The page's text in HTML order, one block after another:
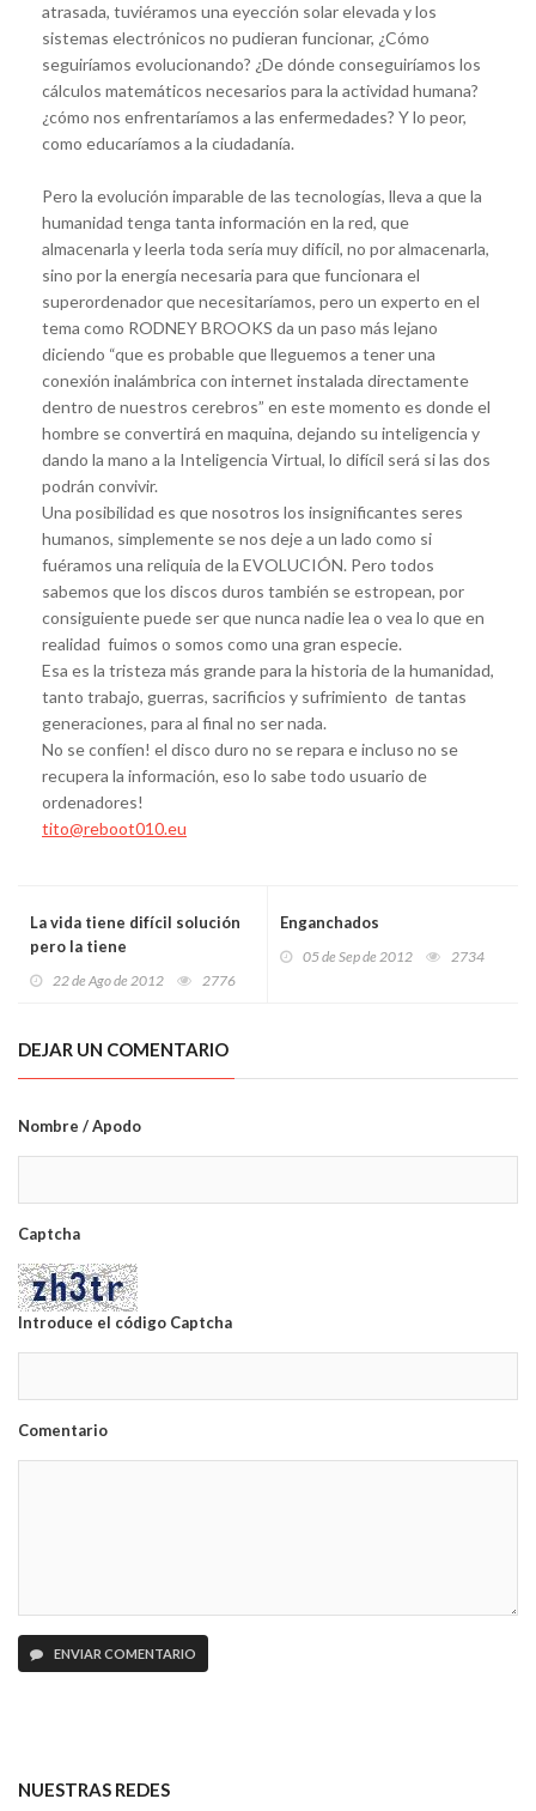
atrasada, tuviéramos una eyección solar elevada y los
sistemas electrónicos no pudieran funcionar, ¿Cómo
seguiríamos evolucionando? ¿De dónde conseguiríamos los
cálculos matemáticos necesarios para la actividad humana?
¿cómo nos enfrentaríamos a las enfermedades? Y lo peor,
como educaríamos a la ciudadanía.
Pero la evolución imparable de las tecnologías, lleva a que la
humanidad tenga tanta información en la red, que
almacenarla y leerla toda sería muy difícil, no por almacenarla,
sino por la energía necesaria para que funcionara el
superordenador que necesitaríamos, pero un experto en el
tema como RODNEY BROOKS da un paso más lejano
diciendo “que es probable que lleguemos a tener una
conexión inalámbrica con internet instalada directamente
dentro de nuestros cerebros” en este momento es donde el
hombre se convertirá en maquina, dejando su inteligencia y
dando la mano a la Inteligencia Virtual, lo difícil será si las dos
podrán convivir.
Una posibilidad es que nosotros los insignificantes seres
humanos, simplemente se nos deje a un lado como si
fuéramos una reliquia de la EVOLUCIÓN. Pero todos
sabemos que los discos duros también se estropean, por
consiguiente puede ser que nunca nadie lea o vea lo que en
realidad fuimos o somos como una gran especie.
Esa es la tristeza más grande para la historia de la humanidad,
tanto trabajo, guerras, sacrificios y sufrimiento de tantas
generaciones, para al final no ser nada.
No se confíen! el disco duro no se repara e incluso no se
recupera la información, eso lo sabe todo usuario de
ordenadores!
tito@reboot010.eu
La vida tiene difícil solución
pero la tiene
22 de Ago de 2012 2776
Enganchados
05 de Sep de 2012 2734
DEJAR UN COMENTARIO
Nombre / Apodo
Captcha
Introduce el código Captcha
Comentario
ENVIAR COMENTARIO
NUESTRAS REDES